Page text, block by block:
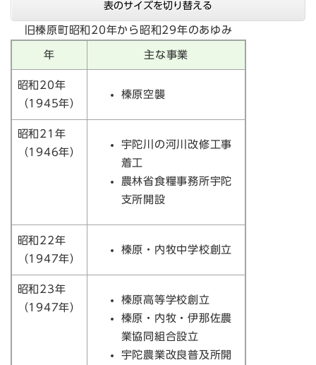
表のサイズを切り替える
旧榛原町昭和20年から昭和29年のあゆみ
年 主な事業
昭和20年
（1945年）
榛原空襲
昭和21年
（1946年）
宇陀川の河川改修工事
着工
農林省食糧事務所宇陀
支所開設
昭和22年
（1947年）
榛原・内牧中学校創立
昭和23年
（1947年）
榛原高等学校創立
榛原・内牧・伊那佐農
業協同組合設立
宇陀農業改良普及所開